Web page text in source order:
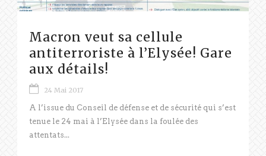
Macron veut sa cellule
antiterroriste à l’Elysée! Gare
aux détails!
24 Mai 2017
A l’issue du Conseil de défense et de sécurité qui s’est
tenue le 24 mai à l’Elysée dans la foulée des
attentats...